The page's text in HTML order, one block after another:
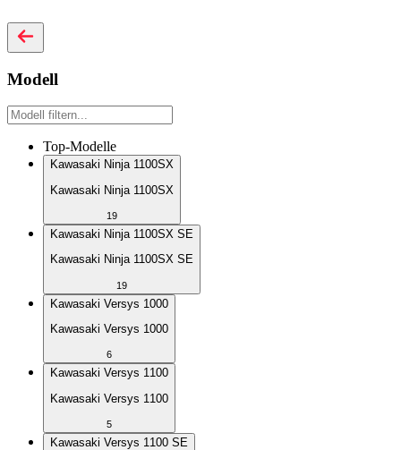
Modell
Top-Modelle
Kawasaki Ninja 1100SX
Kawasaki Ninja 1100SX
19
Kawasaki Ninja 1100SX SE
Kawasaki Ninja 1100SX SE
19
Kawasaki Versys 1000
Kawasaki Versys 1000
6
Kawasaki Versys 1100
Kawasaki Versys 1100
5
Kawasaki Versys 1100 SE